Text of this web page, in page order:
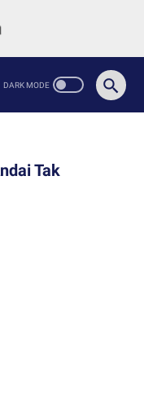
Tak